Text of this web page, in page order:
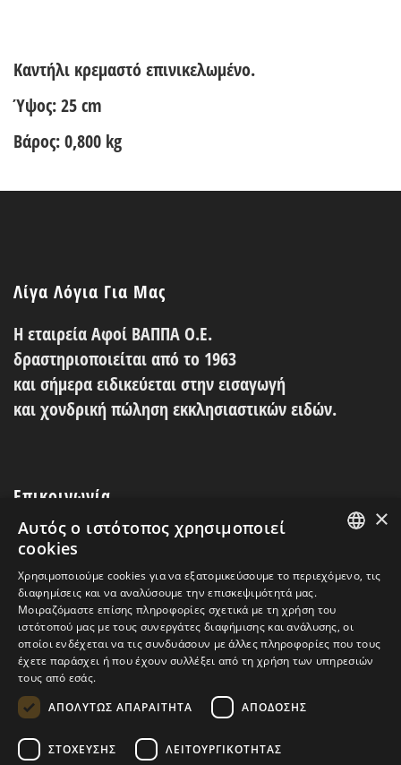
Καντήλι κρεμαστό επινικελωμένο.
Ύψος: 25 cm
Βάρος: 0,800 kg
Λίγα Λόγια Για Μας
Η εταιρεία Αφοί ΒΑΠΠΑ Ο.Ε.
δραστηριοποιείται από το 1963
και σήμερα ειδικεύεται στην εισαγωγή
καιχονδρικήπώληση εκκλησιαστικών ειδών.
Επικοινωνία
Λεωκορίου 12 Αθήνα Τ.Κ. 105 54
t: 210 3217408
t: 210 3252290
e:info@vappas.gr
Ωράριο Λειτουργίας:
Δευτέρα - Παρασκευή
×
Αυτός ο ιστότοπος χρησιμοποιεί
cookies
Χρησιμοποιούμε cookies για να εξατομικεύσουμε το περιεχόμενο, τις
διαφημίσεις και να αναλύσουμε την επισκεψιμότητά μας.
Μοιραζόμαστε επίσης πληροφορίες σχετικά με τη χρήση του
ιστότοπού μας με τους συνεργάτες διαφήμισης και ανάλυσης, οι
οποίοι ενδέχεται να τις συνδυάσουν με άλλες πληροφορίες που τους
έχετε παράσχει ή που έχουν συλλέξει από τη χρήση των υπηρεσιών
τους από εσάς.
ΑΠΟΛΎΤΩΣ ΑΠΑΡΑΊΤΗΤΑ
ΑΠΌΔΟΣΗΣ
ΣΤΌΧΕΥΣΗΣ ΛΕΙΤΟΥΡΓΙΚΌΤΗΤΑΣ